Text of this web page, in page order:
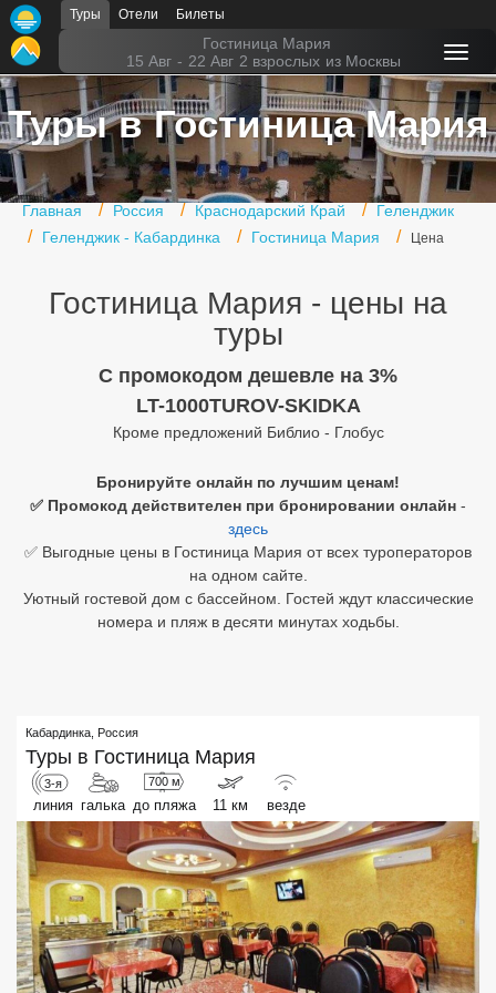
Туры Отели Билеты
Гостиница Мария
15 Авг - 22 Авг 2 взрослых из Москвы
Туры в Гостиница Мария
Главная Россия Краснодарский Край
Геленджик
Геленджик - Кабардинка
Гостиница Мария Цена
Гостиница Мария - цены на
туры
C промокодом дешевле на 3%
LT-1000TUROV-SKIDKA
Кроме предложений Библио - Глобус
Бронируйте онлайн по лучшим ценам!
✅ Промокод действителен при бронировании онлайн -
здесь
✅ Выгодные цены в Гостиница Мария от всех туроператоров
на одном сайте.
Уютный гостевой дом с бассейном. Гостей ждут классические
номера и пляж в десяти минутах ходьбы.
Кабардинка Россия
Туры в Гостиница Мария
3-я
линия галька
700 м
до пляжа 11 км везде
Главная
Горящие туры
Туры в Турцию
Туры в Египет
Помощь
Шри Ланка
Хайнань
Северный Гоа
Южный Гоа
Занзибар
Абхазия
Большой Сочи